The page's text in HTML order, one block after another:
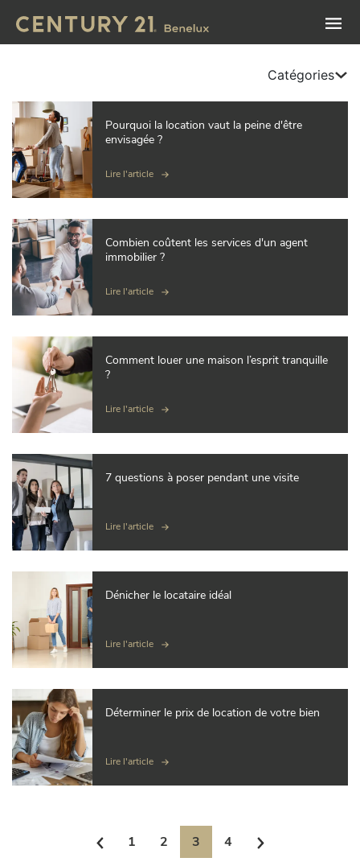
Catégories
Pourquoi la location vaut la peine d'être
envisagée ?
Lire l'article
Combien coûtent les services d'un agent
immobilier ?
Lire l'article
Comment louer une maison l’esprit tranquille
?
Lire l'article
7 questions à poser pendant une visite
Lire l'article
Dénicher le locataire idéal
Lire l'article
Déterminer le prix de location de votre bien
Lire l'article
1 2 3 4